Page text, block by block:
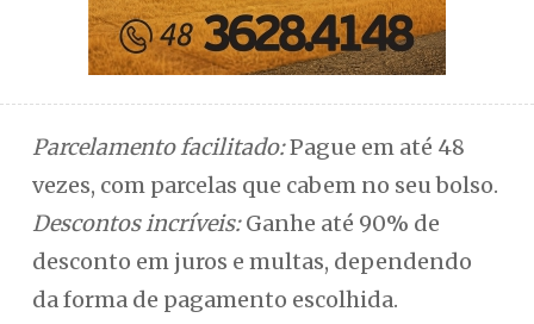
Parcelamento facilitado:Pague em até 48
vezes, com parcelas que cabem no seu bolso.
Descontos incríveis:Ganhe até 90% de
desconto em juros e multas, dependendo
da forma de pagamento escolhida.